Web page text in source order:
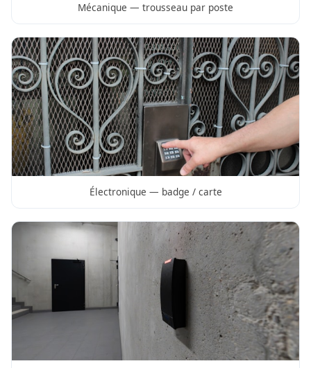
Mécanique — trousseau par poste
Électronique — badge / carte